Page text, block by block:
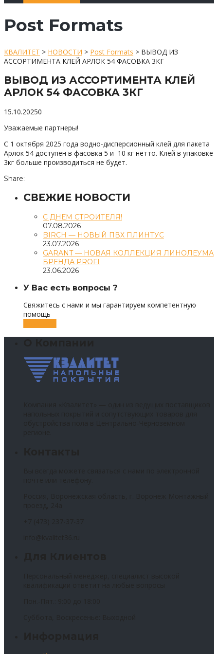
Post Formats
КВАЛИТЕТ > НОВОСТИ > Post Formats > ВЫВОД ИЗ
АССОРТИМЕНТА КЛЕЙ АРЛОК 54 ФАСОВКА 3КГ
ВЫВОД ИЗ АССОРТИМЕНТА КЛЕЙ
АРЛОК 54 ФАСОВКА 3КГ
15.10.20250
Уважаемые партнеры!
С 1 октября 2025 года водно-дисперсионный клей для пакета
Арлок 54 доступен в фасовка 5 и 10 кг нетто. Клей в упаковке
3кг больше производиться не будет.
Share:
СВЕЖИЕ НОВОСТИ
С ДНЕМ СТРОИТЕЛЯ!
07.08.2026
BIRCH — НОВЫЙ ПВХ ПЛИНТУС
23.07.2026
GARANT — НОВАЯ КОЛЛЕКЦИЯ ЛИНОЛЕУМА
БРЕНДА PROFI
23.06.2026
У Вас есть вопросы ?
Свяжитесь с нами и мы гарантируем компетентную
помощь